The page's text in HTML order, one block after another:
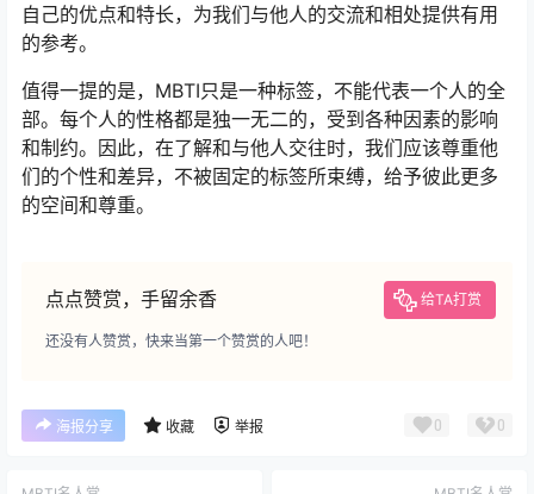
自己的优点和特长，为我们与他人的交流和相处提供有用
的参考。
值得一提的是，MBTI只是一种标签，不能代表一个人的全
部。每个人的性格都是独一无二的，受到各种因素的影响
和制约。因此，在了解和与他人交往时，我们应该尊重他
们的个性和差异，不被固定的标签所束缚，给予彼此更多
的空间和尊重。
点点赞赏，手留余香 给TA打赏
还没有人赞赏，快来当第一个赞赏的人吧！
海报分享 收藏 举报 0 0